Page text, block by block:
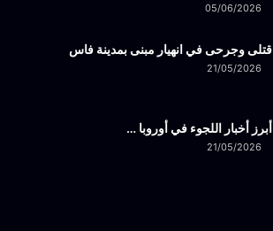
05/06/2026
قتلى وجرحى في انهيار مبنى بمدينة فاس
21/05/2026
أبرز أخبار اللجوء في أوروبا …
21/05/2026